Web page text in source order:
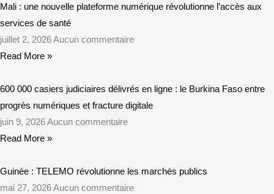
Mali : une nouvelle plateforme numérique révolutionne l’accès aux
services de santé
juillet 2, 2026Aucun commentaire
Read More »
600 000 casiers judiciaires délivrés en ligne : le Burkina Faso entre
progrès numériques et fracture digitale
juin 9, 2026Aucun commentaire
Read More »
Guinée : TELEMO révolutionne les marchés publics
mai 27, 2026Aucun commentaire